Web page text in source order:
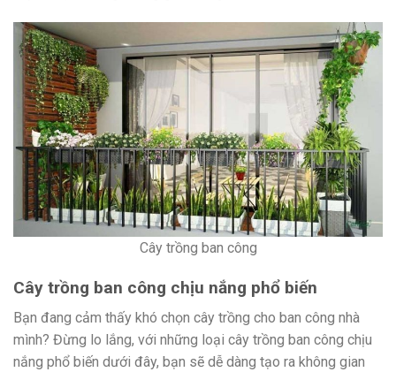
Cây trồng ban công
Cây trồng ban công chịu nắng phổ biến
Bạn đang cảm thấy khó chọn cây trồng cho ban công nhà
mình? Đừng lo lắng, với những loại cây trồng ban công chịu
nắng phổ biến dưới đây, bạn sẽ dễ dàng tạo ra không gian